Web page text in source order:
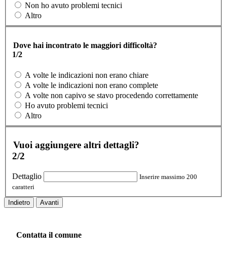
Non ho avuto problemi tecnici
Altro
Dove hai incontrato le maggiori difficoltà?
1/2
A volte le indicazioni non erano chiare
A volte le indicazioni non erano complete
A volte non capivo se stavo procedendo correttamente
Ho avuto problemi tecnici
Altro
Vuoi aggiungere altri dettagli?
2/2
Dettaglio
Inserire massimo 200
caratteri
Indietro Avanti
Contatta il comune